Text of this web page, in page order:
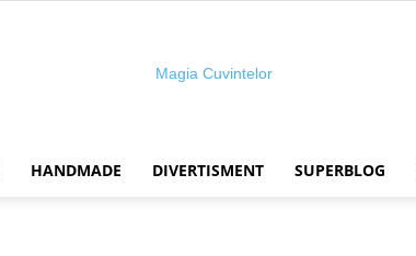
HANDMADE DIVERTISMENT SUPERBLOG